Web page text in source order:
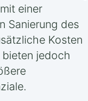
einer
Sanierung des
Kosten
jedoch